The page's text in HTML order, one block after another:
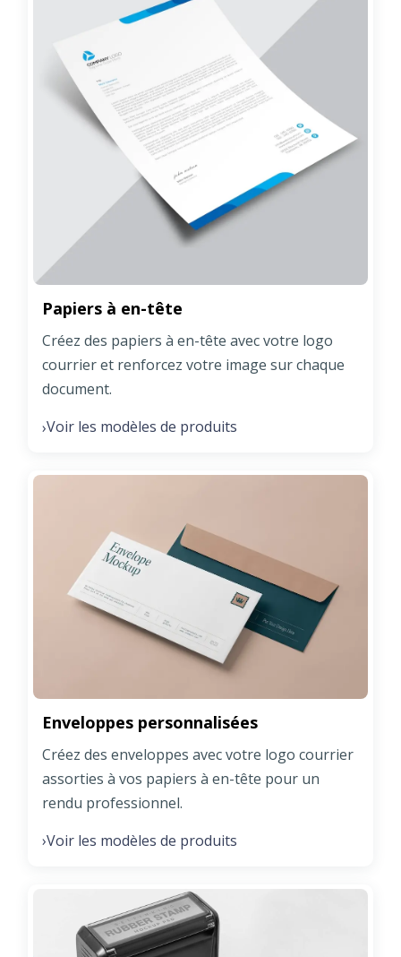
Papiers à en-tête
Créez des papiers à en-tête avec votre logo
courrier et renforcez votre image sur chaque
document.
›Voir les modèles de produits
Enveloppes personnalisées
Créez des enveloppes avec votre logo courrier
assorties à vos papiers à en-tête pour un
rendu professionnel.
›Voir les modèles de produits